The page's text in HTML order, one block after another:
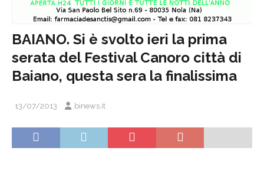
BAIANO. Si è svolto ieri la prima
serata del Festival Canoro città di
Baiano, questa sera la finalissima
13/07/2013 binews.it